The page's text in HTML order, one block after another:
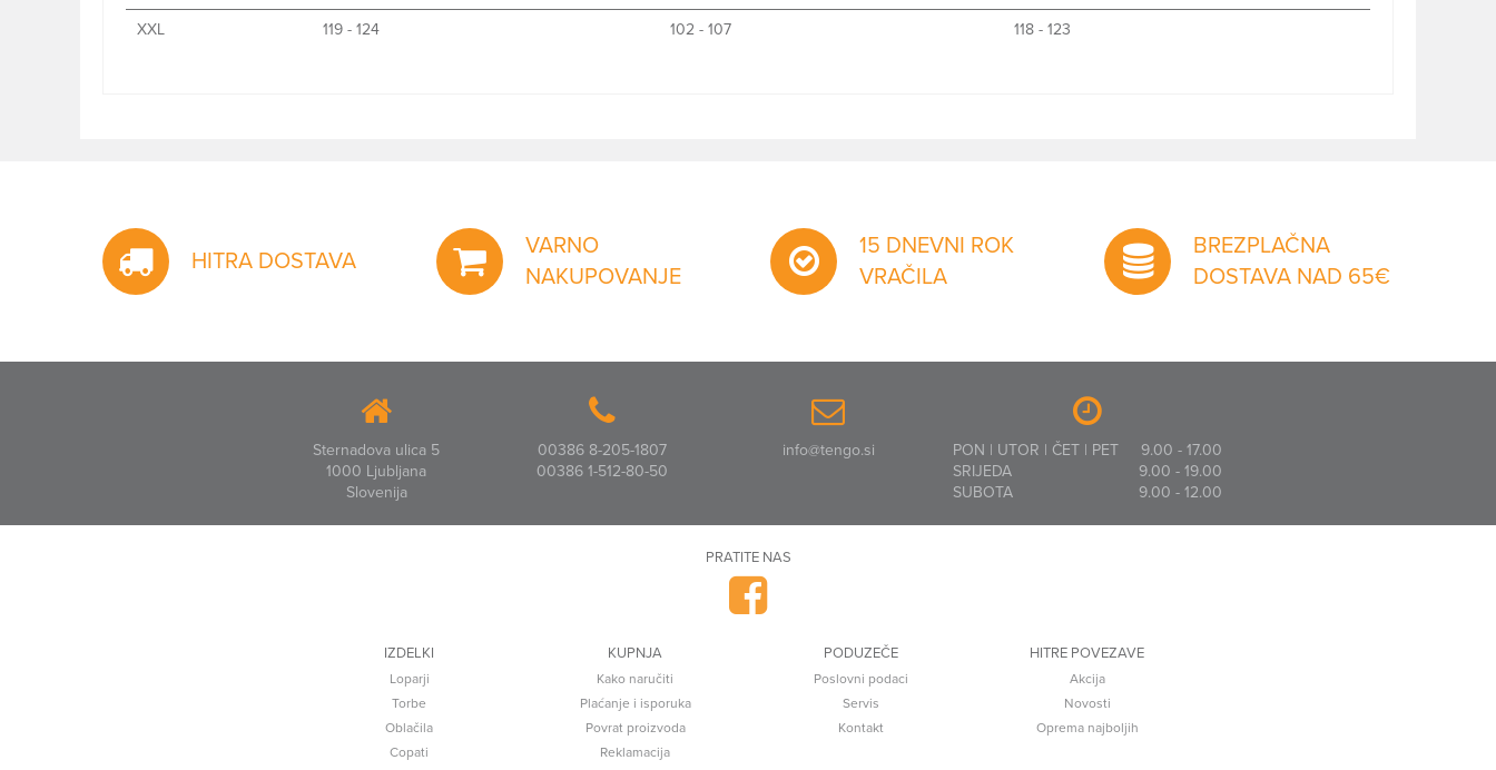
XXL 119 - 124 102 - 107 118 - 123
HITRA DOSTAVA
VARNO
NAKUPOVANJE
15 DNEVNI ROK
VRAČILA
BREZPLAČNA
DOSTAVA NAD 65€
Sternadova ulica 5
1000 Ljubljana
Slovenija
00386 8-205-1807
00386 1-512-80-50
info@tengo.si PON | UTOR | ČET | PET
9.00 - 17.00
SRIJEDA
9.00 - 19.00
SUBOTA
9.00 - 12.00
PRATITE NAS
IZDELKI
Loparji
Torbe
Oblačila
Copati
KUPNJA
Kako naručiti
Plaćanje i isporuka
Povrat proizvoda
Reklamacija
PODUZEČE
Poslovni podaci
Servis
Kontakt
HITRE POVEZAVE
Akcija
Novosti
Oprema najboljih